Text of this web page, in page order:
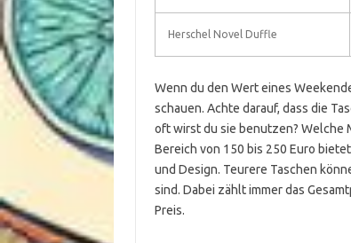
Herschel Novel Duffle
Wenn du den Wert eines
schauen. Achte darauf, dass die
oft wirst du sie benutzen? Welche
Bereich von 150 bis 250 Euro
und Design. Teurere Taschen
sind. Dabei zählt immer das
Preis.